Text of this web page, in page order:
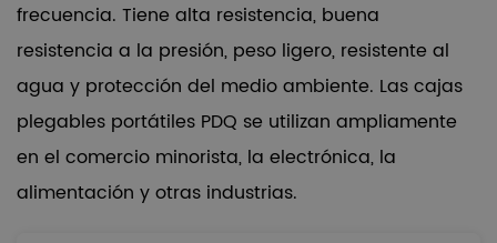
frecuencia. Tiene alta resistencia, buena
resistencia a la presión, peso ligero, resistente al
agua y protección del medio ambiente. Las cajas
plegables portátiles PDQ se utilizan ampliamente
en el comercio minorista, la electrónica, la
alimentación y otras industrias.